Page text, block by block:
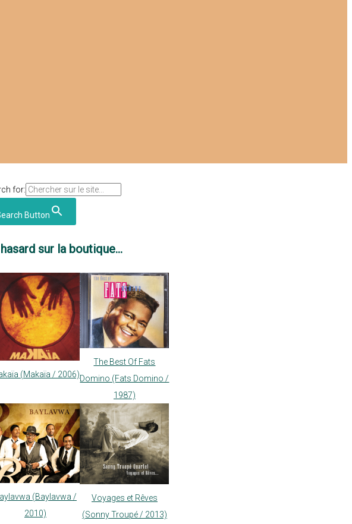
for:
Button
sur la boutique...
(Makaïa / 2006)
The Best Of Fats
Domino (Fats Domino /
1987)
(Baylavwa /
2010)
Voyages et Rêves
(Sonny Troupé / 2013)